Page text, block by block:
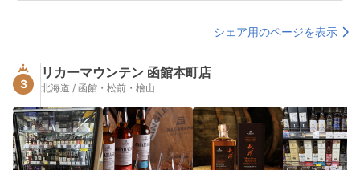
シェア用のページを表示
3
リカーマウンテン 函館本町店
北海道 / 函館・松前・檜山